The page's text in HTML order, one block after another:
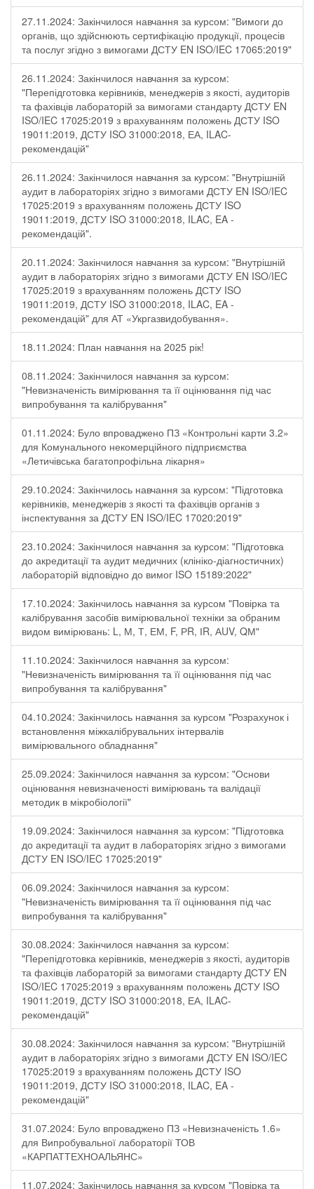
27.11.2024: Закінчилося навчання за курсом: "Вимоги до
органів, що здійснюють сертифікацію продукції, процесів
та послуг згідно з вимогами ДСТУ EN ISO/IEC 17065:2019"
26.11.2024: Закінчилося навчання за курсом:
"Перепідготовка керівників, менеджерів з якості, аудиторів
та фахівців лабораторій за вимогами стандарту ДСТУ EN
ISO/IEC 17025:2019 з врахуванням положень ДСТУ ISO
19011:2019, ДСТУ ISO 31000:2018, ЕА, ILAC-
рекомендацій"
26.11.2024: Закінчилося навчання за курсом: "Внутрішній
аудит в лабораторіях згідно з вимогами ДСТУ EN ISO/IEC
17025:2019 з врахуванням положень ДСТУ ISO
19011:2019, ДСТУ ISO 31000:2018, ILAC, EA -
рекомендацій".
20.11.2024: Закінчилося навчання за курсом: "Внутрішній
аудит в лабораторіях згідно з вимогами ДСТУ EN ISO/IEC
17025:2019 з врахуванням положень ДСТУ ISO
19011:2019, ДСТУ ISO 31000:2018, ILAC, EA -
рекомендацій" для АТ «Укргазвидобування».
18.11.2024: План навчання на 2025 рік!
08.11.2024: Закінчилося навчання за курсом:
"Невизначеність вимірювання та її оцінювання під час
випробування та калібрування"
01.11.2024: Було впроваджено ПЗ «Контрольні карти 3.2»
для Комунального некомерційного підприємства
«Летичівська багатопрофільна лікарня»
29.10.2024: Закінчилось навчання за курсом: "Підготовка
керівників, менеджерів з якості та фахівців органів з
інспектування за ДСТУ EN ISO/IEC 17020:2019"
23.10.2024: Закінчилося навчання за курсом: "Підготовка
до акредитації та аудит медичних (клініко-діагностичних)
лабораторій відповідно до вимог ISO 15189:2022"
17.10.2024: Закінчилось навчання за курсом "Повірка та
калібрування засобів вимірювальної техніки за обраним
видом вимірювань: L, М, Т, ЕМ, F, РR, ІR, АUV, QМ"
11.10.2024: Закінчилося навчання за курсом:
"Невизначеність вимірювання та її оцінювання під час
випробування та калібрування"
04.10.2024: Закінчилось навчання за курсом "Розрахунок і
встановлення міжкалібрувальних інтервалів
вимірювального обладнання"
25.09.2024: Закінчилося навчання за курсом: "Основи
оцінювання невизначеності вимірювань та валідації
методик в мікробіології"
19.09.2024: Закінчилося навчання за курсом: "Підготовка
до акредитації та аудит в лабораторіях згідно з вимогами
ДСТУ EN ISO/IEC 17025:2019"
06.09.2024: Закінчилося навчання за курсом:
"Невизначеність вимірювання та її оцінювання під час
випробування та калібрування"
30.08.2024: Закінчилося навчання за курсом:
"Перепідготовка керівників, менеджерів з якості, аудиторів
та фахівців лабораторій за вимогами стандарту ДСТУ EN
ISO/IEC 17025:2019 з врахуванням положень ДСТУ ISO
19011:2019, ДСТУ ISO 31000:2018, ЕА, ILAC-
рекомендацій"
30.08.2024: Закінчилося навчання за курсом: "Внутрішній
аудит в лабораторіях згідно з вимогами ДСТУ EN ISO/IEC
17025:2019 з врахуванням положень ДСТУ ISO
19011:2019, ДСТУ ISO 31000:2018, ILAC, EA -
рекомендацій"
31.07.2024: Було впроваджено ПЗ «Невизначеність 1.6»
для Випробувальної лабораторії ТОВ
«КАРПАТТЕХНОАЛЬЯНС»
11.07.2024: Закінчилось навчання за курсом "Повірка та